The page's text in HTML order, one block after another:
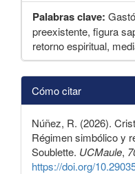
Palabras clave:
preexistente, figura
retorno espiritual,
Detalles
del
artículo
Cómo citar
Núñez, R. (2026).
Régimen simbólico y
Soublette. UCMaule,
https://doi.org/